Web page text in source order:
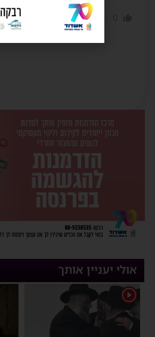
אולי יעניין אותך